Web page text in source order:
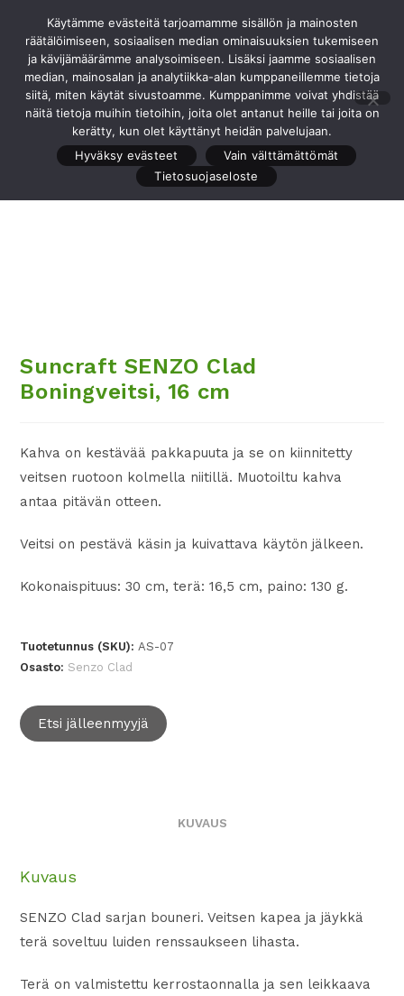
sisältöön
Valikko
Edellinen tuote Seuraava tuote
Suncraft SENZO Clad
Boningveitsi, 16 cm
Kahva on kestävää pakkapuuta ja se on kiinnitetty
veitsen ruotoon kolmella niitillä. Muotoiltu kahva
antaa pitävän otteen.
Veitsi on pestävä käsin ja kuivattava käytön jälkeen.
Kokonaispituus: 30 cm, terä: 16,5 cm, paino: 130 g.
Tuotetunnus (SKU):AS-07
Osasto: Senzo Clad
Etsi jälleenmyyjä
KUVAUS
Kuvaus
SENZO Clad sarjan bouneri. Veitsen kapea ja jäykkä
terä soveltuu luiden renssaukseen lihasta.
Terä on valmistettu kerrostaonnalla ja sen leikkaava
Käytämme evästeitä tarjoamamme sisällön ja mainosten
räätälöimiseen, sosiaalisen median ominaisuuksien tukemiseen
ja kävijämäärämme analysoimiseen. Lisäksi jaamme sosiaalisen
median, mainosalan ja analytiikka-alan kumppaneillemme tietoja
siitä, miten käytät sivustoamme. Kumppanimme voivat yhdistää
näitä tietoja muihin tietoihin, joita olet antanut heille tai joita on
kerätty, kun olet käyttänyt heidän palvelujaan.
Hyväksy evästeet
Vain välttämättömät
Tietosuojaseloste